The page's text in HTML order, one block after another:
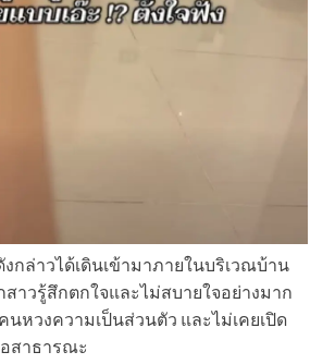
กล่าวได้เดินเข้ามาภายในบริเวณบ้าน
สาวรู้สึกตกใจและไม่สบายใจอย่างมาก
นหวงความเป็นส่วนตัว และไม่เคยเปิด
สาธารณะ